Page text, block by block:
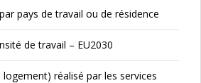
pays de travail ou de résidence
de travail – EU2030
réalisé par les services